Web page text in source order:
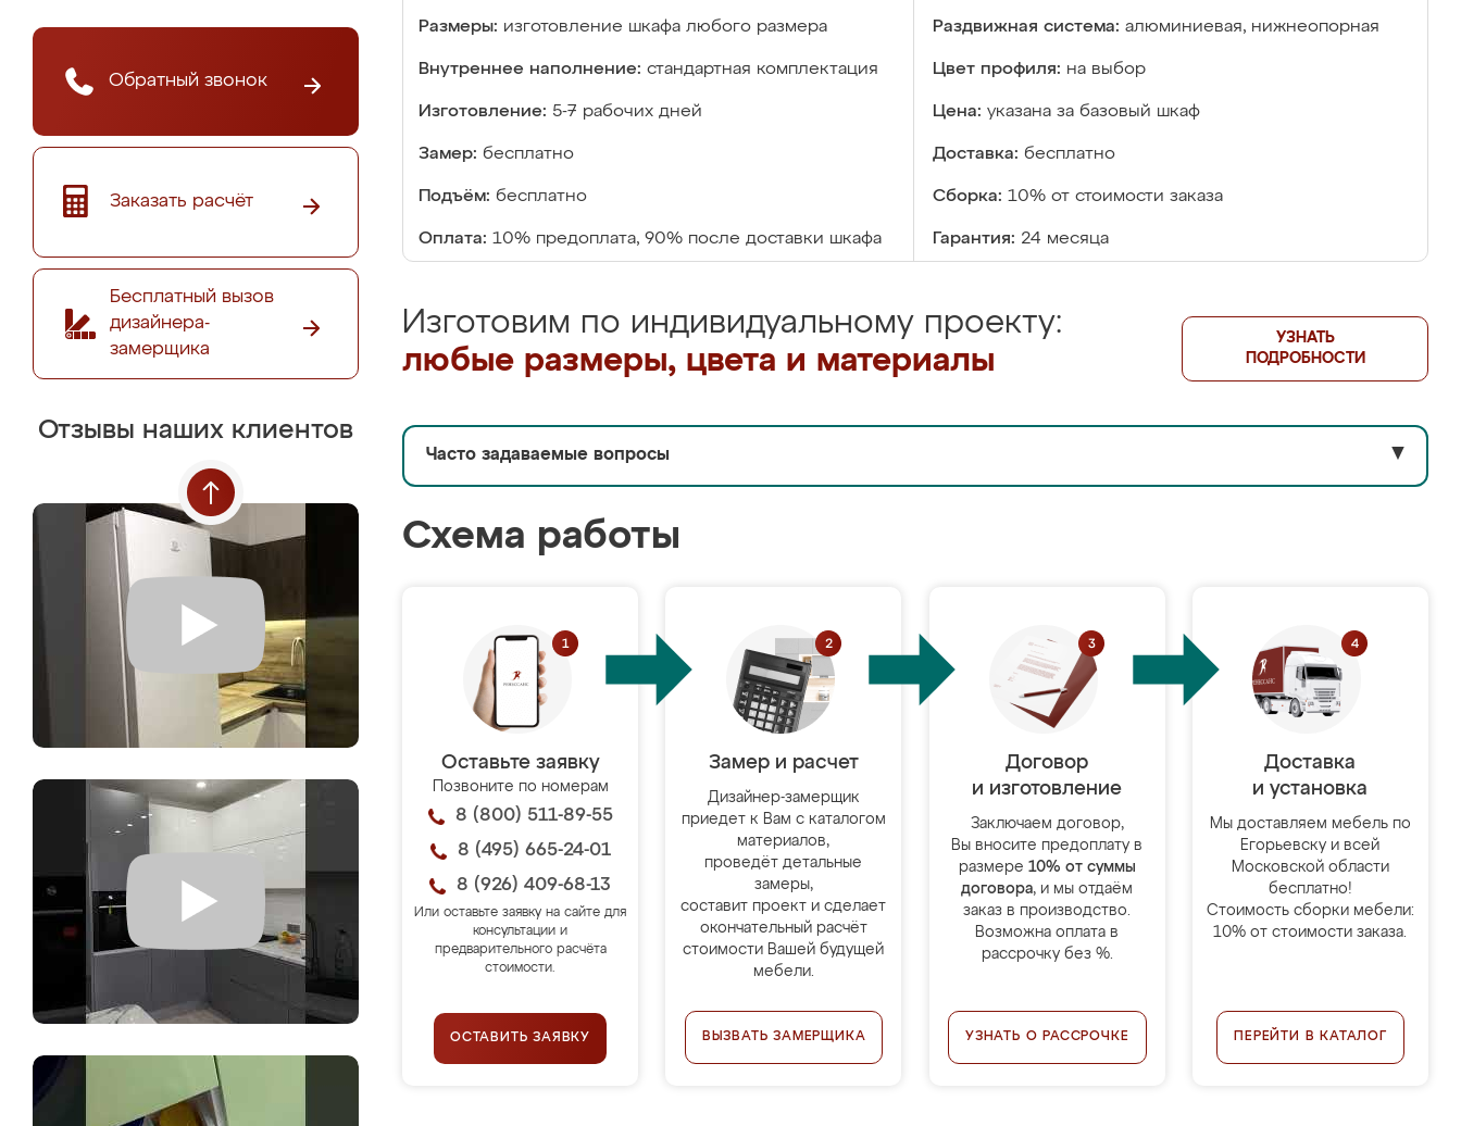
Обратный звонок
Заказать расчёт
Бесплатный вызов
дизайнера-
замерщика
Отзывы наших клиентов
Размеры: изготовление шкафа любого размера Раздвижная система: алюминиевая, нижнеопорная
Внутреннее наполнение: стандартная комплектация Цвет профиля: на выбор
Изготовление: 5-7 рабочих дней Цена: указана за базовый шкаф
Замер: бесплатно Доставка: бесплатно
Подъём: бесплатно Сборка: 10% от стоимости заказа
Оплата: 10% предоплата, 90% после доставки шкафа Гарантия: 24 месяца
Изготовим по индивидуальному проекту:
любые размеры, цвета и материалы
УЗНАТЬ
ПОДРОБНОСТИ
Часто задаваемые вопросы ▼
Схема работы
Оставьте заявку
Позвоните по номерам
8 (800) 511-89-55
8 (495) 665-24-01
8 (926) 409-68-13
Или оставьте заявку на сайте для
консультации и
предварительного расчёта
стоимости.
ОСТАВИТЬ ЗАЯВКУ
Замер и расчет
Дизайнер-замерщик
приедет к Вам с каталогом
материалов,
проведёт детальные
замеры,
составит проект и сделает
окончательный расчёт
стоимости Вашей будущей
мебели.
ВЫЗВАТЬ ЗАМЕРЩИКА
Договор
и изготовление
Заключаем договор,
Вы вносите предоплату в
размере 10% от суммы
договора, и мы отдаём
заказ в производство.
Возможна оплата в
рассрочку без %.
УЗНАТЬ О РАССРОЧКЕ
Доставка
и установка
Мы доставляем мебель по
Егорьевску и всей
Московской области
бесплатно!
Стоимость сборки мебели:
10% от стоимости заказа.
ПЕРЕЙТИ В КАТАЛОГ